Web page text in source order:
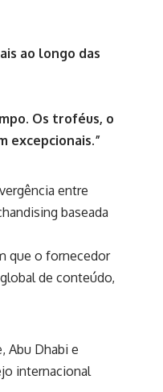
ao longo das
Os troféus, o
excepcionais.”
entre
baseada
que o fornecedor
de conteúdo,
Abu Dhabi e
internacional